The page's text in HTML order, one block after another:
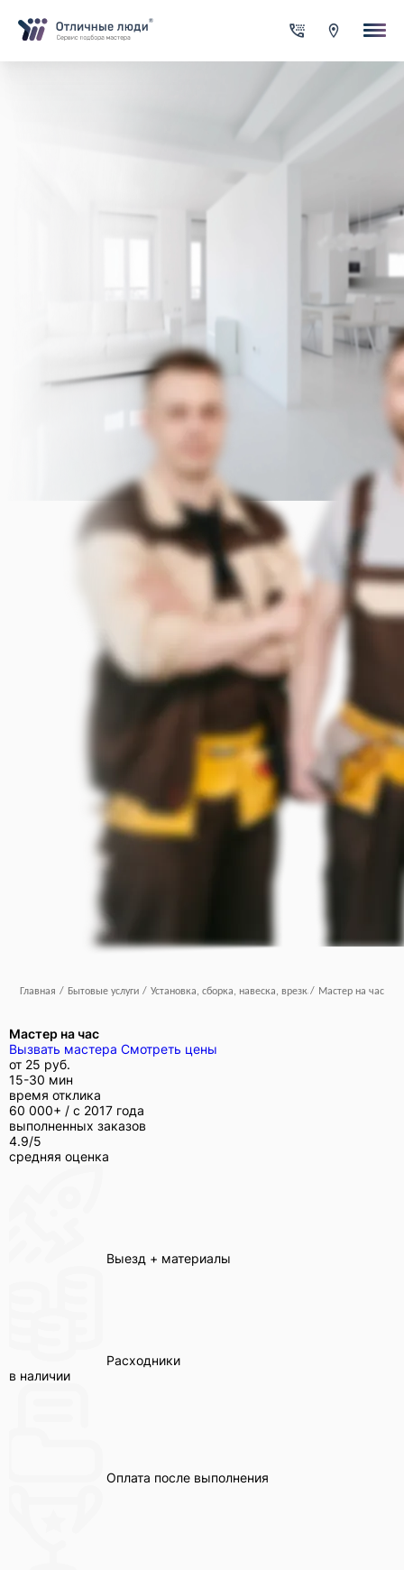
Главная / Бытовые услуги / Установка, сборка, навеска, врезка/ Мастер на час
Мастер на час
Вызвать мастера Смотреть цены
от 25 руб.
15-30 мин
время отклика
60 000+ / с 2017 года
выполненных заказов
4.9/5
средняя оценка
Выезд + материалы
Расходники
в наличии
Оплата после выполнения
За каждый оформленный заказ вы получаете Cash-back на
счет
Опишите задачу
Прикрепить фото (до 5 шт.)
(Подсказка: фото помогут мастеру
точнее оценить задачу)
Заказать
обработки данных